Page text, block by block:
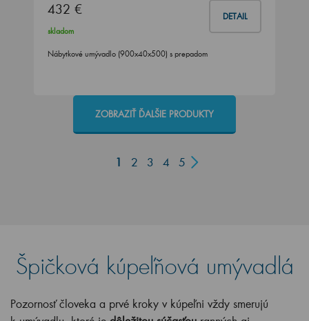
432 € DETAIL
skladom
Nábytkové umývadlo (900x40x500) s prepadom
ZOBRAZIŤ ĎALŠIE PRODUKTY
1 2 3 4 5
Špičková kúpeľňová umývadlá
Pozornosť človeka a prvé kroky v kúpeľni vždy smerujú